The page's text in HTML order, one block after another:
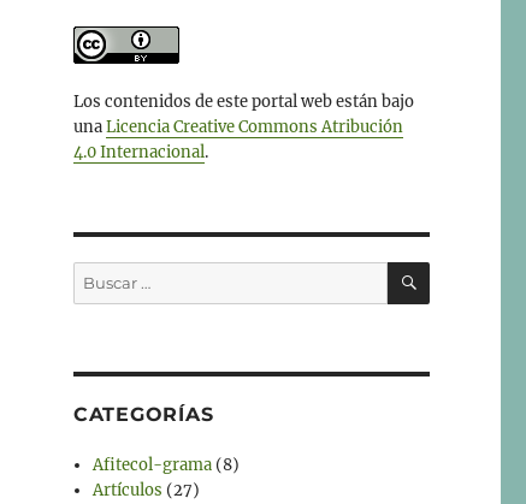
Los contenidos de este portal web están bajo
unaLicencia Creative Commons Atribución
4.0 Internacional.
Buscar
por:
BUSCAR
CATEGORÍAS
Afitecol-grama (8)
Artículos (27)